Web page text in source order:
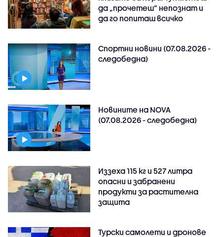
да „прочетеш“ непознат и
да го попиташ всичко
Спортни новини (07.08.2026 -
следобедна)
Новините на NOVA
(07.08.2026 - следобедна)
Иззеха 115 кг и 527 литра
опасни и забранени
продукти за растителна
защита
Турски самолети и дронове